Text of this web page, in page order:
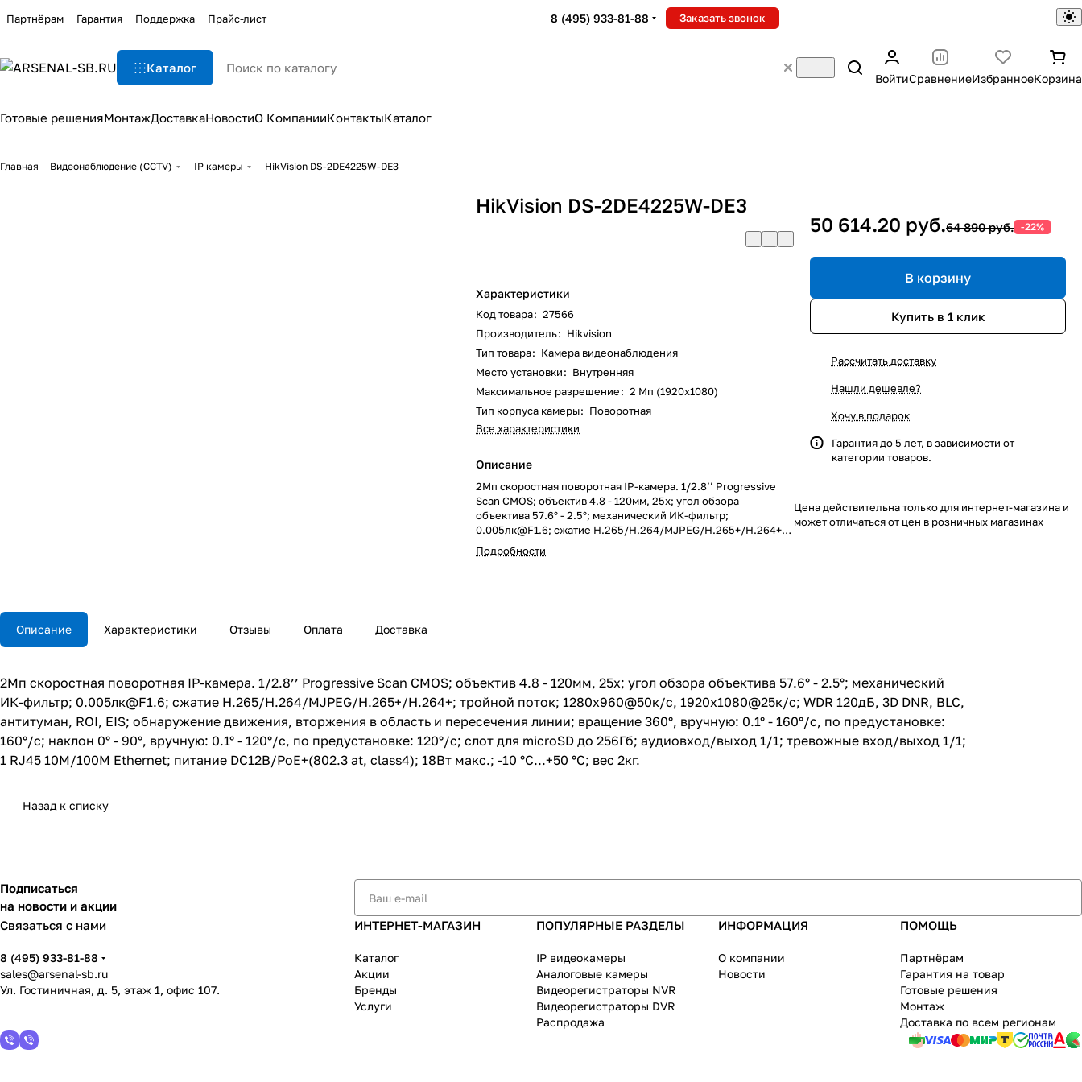
Партнёрам Гарантия Поддержка Прайс-лист 8 (495) 933-81-88 Заказать звонок
Каталог
ВойтиСравнениеИзбранноеКорзина
Готовые решенияМонтажДоставкаНовостиО КомпанииКонтактыКаталог
Главная Видеонаблюдение (CCTV) IP камеры HikVision DS-2DE4225W-DE3
HikVision DS-2DE4225W-DE3
Характеристики
Код товара: 27566
Производитель: Hikvision
Тип товара: Камера видеонаблюдения
Место установки: Внутренняя
Максимальное разрешение: 2 Мп (1920x1080)
Тип корпуса камеры: Поворотная
Все характеристики
Описание
2Мп скоростная поворотная IP-камера. 1/2.8’’ Progressive
Scan CMOS; объектив 4.8 - 120мм, 25x; угол обзора
объектива 57.6° - 2.5°; механический ИК-фильтр;
0.005лк@F1.6; сжатие H.265/H.264/MJPEG/H.265+/H.264+;
тройной поток; 1280х960@50к/с, 1920х1080@25к/с; WDR
120дБ, 3D DNR, BLC, антитуман, ROI, EIS; обнаружение
Подробности
50 614.20 руб.64 890 руб. -22%
В корзину
Купить в 1 клик
Рассчитать доставку
Нашли дешевле?
Хочу в подарок
Гарантия до 5 лет, в зависимости от
категории товаров.
Цена действительна только для интернет-магазина и
может отличаться от цен в розничных магазинах
Описание Характеристики Отзывы Оплата Доставка
2Мп скоростная поворотная IP-камера. 1/2.8’’ Progressive Scan CMOS; объектив 4.8 - 120мм, 25x; угол обзора объектива 57.6° - 2.5°; механический
ИК-фильтр; 0.005лк@F1.6; сжатие H.265/H.264/MJPEG/H.265+/H.264+; тройной поток; 1280х960@50к/с, 1920х1080@25к/с; WDR 120дБ, 3D DNR, BLC,
антитуман, ROI, EIS; обнаружение движения, вторжения в область и пересечения линии; вращение 360°, вручную: 0.1° - 160°/с, по предустановке:
160°/с; наклон 0° - 90°, вручную: 0.1° - 120°/с, по предустановке: 120°/с; слот для microSD до 256Гб; аудиовход/выход 1/1; тревожные вход/выход 1/1;
1 RJ45 10M/100M Ethernet; питание DC12В/PoE+(802.3 at, class4); 18Вт макс.; -10 °C...+50 °C; вес 2кг.
Назад к списку
Подписаться
на новости и акции
Связаться с нами
8 (495) 933-81-88
sales@arsenal-sb.ru
Ул. Гостиничная, д. 5, этаж 1, офис 107.
ИНТЕРНЕТ-МАГАЗИН
Каталог
Акции
Бренды
Услуги
ПОПУЛЯРНЫЕ РАЗДЕЛЫ
IP видеокамеры
Аналоговые камеры
Видеорегистраторы NVR
Видеорегистраторы DVR
Распродажа
ИНФОРМАЦИЯ
О компании
Новости
ПОМОЩЬ
Партнёрам
Гарантия на товар
Готовые решения
Монтаж
Доставка по всем регионам